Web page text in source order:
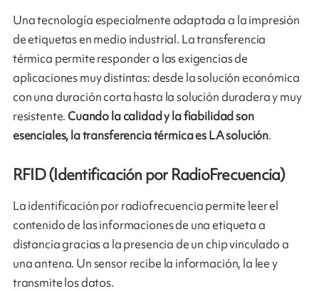
Una tecnología especialmente adaptada a la impresión
de etiquetas en medio industrial. La transferencia
térmica permite responder a las exigencias de
aplicaciones muy distintas: desde la solución económica
con una duración corta hasta la solución duradera y muy
resistente.Cuando la calidad y la fiabilidad son
esenciales, la transferencia térmica es LA solución.
RFID (Identificación por RadioFrecuencia)
La identificación por radiofrecuencia permite leer el
contenido de las informaciones de una etiqueta a
distancia gracias a la presencia de un chip vinculado a
una antena. Un sensor recibe la información, la lee y
transmite los datos.